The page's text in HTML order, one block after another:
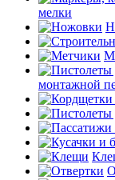
мелки
монтажной